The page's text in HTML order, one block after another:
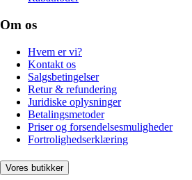
Om os
Hvem er vi?
Kontakt os
Salgsbetingelser
Retur & refundering
Juridiske oplysninger
Betalingsmetoder
Priser og forsendelsesmuligheder
Fortrolighedserklæring
Vores butikker